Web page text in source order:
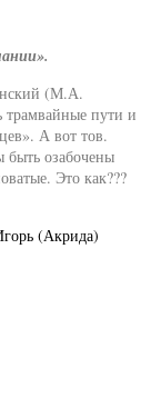
(М.А.
трамвайные пути и
А вот тов.
быть озабочены
Это как???
(Акрида)